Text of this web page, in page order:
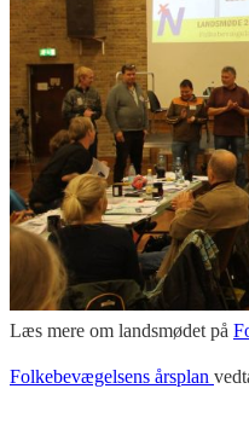
Læs mere om landsmødet på
Folkebevægelsens årsplan